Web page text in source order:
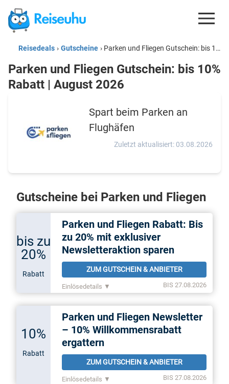
REISEDEALS
GUTSCHEINE
ESIM
REISEBLOG
Reisedeals › Gutscheine › Parken und Fliegen Gutschein: bis 10% Rabatt | August 2026
Parken und Fliegen Gutschein: bis 10%
Rabatt | August 2026
Spart beim Parken an
Flughäfen
Zuletzt aktualisiert: 03.08.2026
Gutscheine bei Parken und Fliegen
bis zu
20%
Rabatt
Parken und Fliegen Rabatt: Bis
zu 20% mit exklusiver
Newsletteraktion sparen
ZUM GUTSCHEIN & ANBIETER
BIS 27.08.2026
Einlösedetails ▼
10%
Rabatt
Parken und Fliegen Newsletter
– 10% Willkommensrabatt
ergattern
ZUM GUTSCHEIN & ANBIETER
BIS 27.08.2026
Einlösedetails ▼